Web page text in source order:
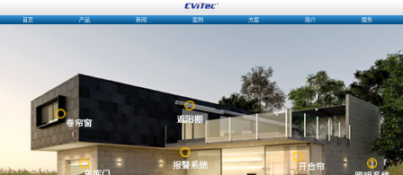
首页 产品 新闻 案例 方案 简介 服务